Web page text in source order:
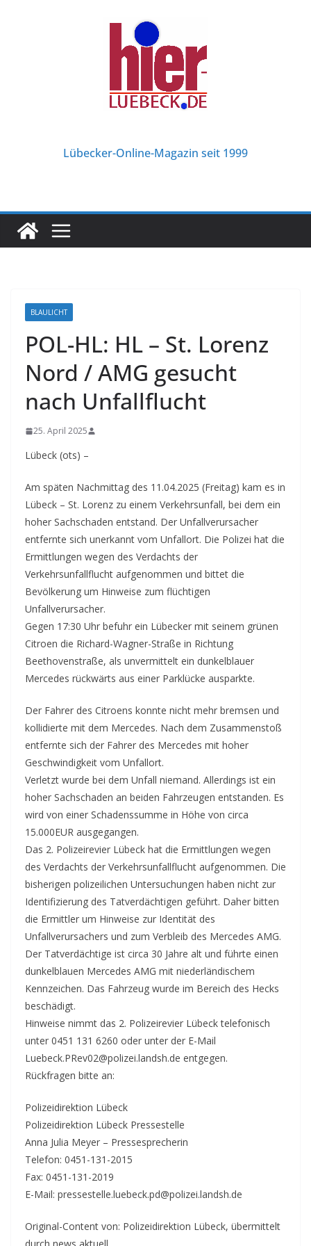
Lübecker-Online-Magazin seit 1999
BLAULICHT
POL-HL: HL – St. Lorenz
Nord / AMG gesucht
nach Unfallflucht
25. April 2025
Lübeck (ots) –
Am späten Nachmittag des 11.04.2025 (Freitag) kam es in
Lübeck – St. Lorenz zu einem Verkehrsunfall, bei dem ein
hoher Sachschaden entstand. Der Unfallverursacher
entfernte sich unerkannt vom Unfallort. Die Polizei hat die
Ermittlungen wegen des Verdachts der
Verkehrsunfallflucht aufgenommen und bittet die
Bevölkerung um Hinweise zum flüchtigen
Unfallverursacher.
Gegen 17:30 Uhr befuhr ein Lübecker mit seinem grünen
Citroen die Richard-Wagner-Straße in Richtung
Beethovenstraße, als unvermittelt ein dunkelblauer
Mercedes rückwärts aus einer Parklücke ausparkte.
Der Fahrer des Citroens konnte nicht mehr bremsen und
kollidierte mit dem Mercedes. Nach dem Zusammenstoß
entfernte sich der Fahrer des Mercedes mit hoher
Geschwindigkeit vom Unfallort.
Verletzt wurde bei dem Unfall niemand. Allerdings ist ein
hoher Sachschaden an beiden Fahrzeugen entstanden. Es
wird von einer Schadenssumme in Höhe von circa
15.000EUR ausgegangen.
Das 2. Polizeirevier Lübeck hat die Ermittlungen wegen
des Verdachts der Verkehrsunfallflucht aufgenommen. Die
bisherigen polizeilichen Untersuchungen haben nicht zur
Identifizierung des Tatverdächtigen geführt. Daher bitten
die Ermittler um Hinweise zur Identität des
Unfallverursachers und zum Verbleib des Mercedes AMG.
Der Tatverdächtige ist circa 30 Jahre alt und führte einen
dunkelblauen Mercedes AMG mit niederländischem
Kennzeichen. Das Fahrzeug wurde im Bereich des Hecks
beschädigt.
Hinweise nimmt das 2. Polizeirevier Lübeck telefonisch
unter 0451 131 6260 oder unter der E-Mail
Luebeck.PRev02@polizei.landsh.de entgegen.
Rückfragen bitte an:
Polizeidirektion Lübeck
Polizeidirektion Lübeck Pressestelle
Anna Julia Meyer – Pressesprecherin
Telefon: 0451-131-2015
Fax: 0451-131-2019
E-Mail: pressestelle.luebeck.pd@polizei.landsh.de
Original-Content von: Polizeidirektion Lübeck, übermittelt